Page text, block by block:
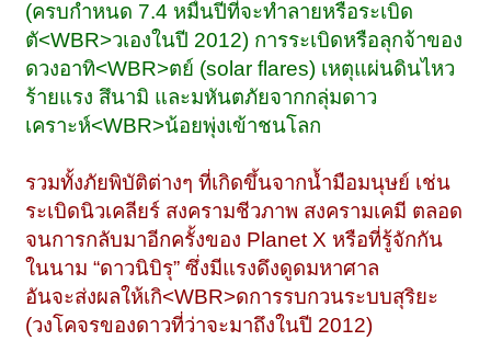
(ครบกำหนด 7.4 หมื่นปีที่จะทำลายหรือระเบิด
ตั<WBR>วเองในปี 2012) การระเบิดหรือลุกจ้าของ
ดวงอาทิ<WBR>ตย์ (solar flares) เหตุแผ่นดินไหว
ร้ายแรง สึนามิ และมหันตภัยจากกลุ่มดาว
เคราะห์<WBR>น้อยพุ่งเข้าชนโลก
รวมทั้งภัยพิบัติต่างๆ ที่เกิดขึ้นจากน้ำมือมนุษย์ เช่น
ระเบิดนิวเคลียร์ สงครามชีวภาพ สงครามเคมี ตลอด
จนการกลับมาอีกครั้งของ Planet X หรือที่รู้จักกัน
ในนาม “ดาวนิบิรุ” ซึ่งมีแรงดึงดูดมหาศาล
อันจะส่งผลให้เกิ<WBR>ดการรบกวนระบบสุริยะ
(วงโคจรของดาวที่ว่าจะมาถึงในปี 2012)